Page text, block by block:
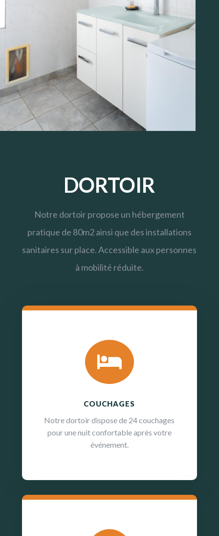
DORTOIR
Notre dortoir propose un hébergement
pratique de 80m2 ainsi que des installations
sanitaires sur place. Accessible aux personnes
à mobilité réduite.

COUCHAGES
Notre dortoir dispose de 24 couchages
pour une nuit confortable après votre
événement.